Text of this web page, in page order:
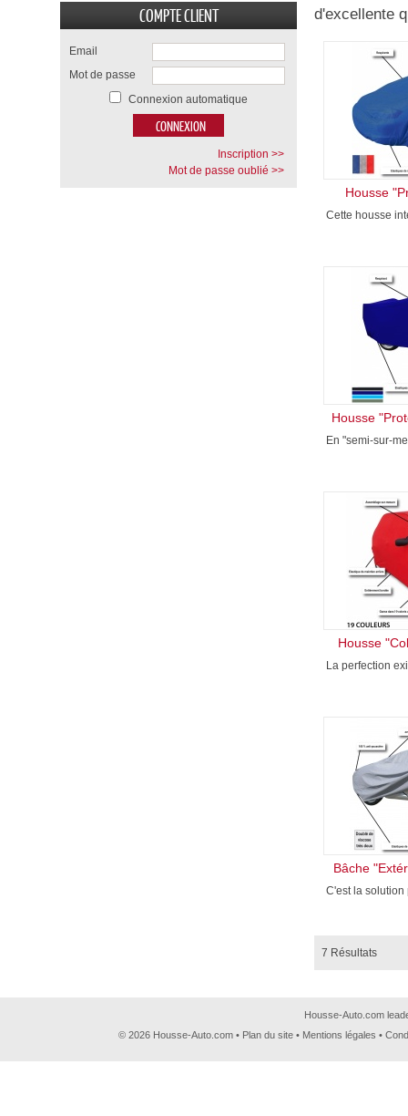
d'excellente
Housse
Cette housse
Housse
En "semi-sur-
Housse
La perfection
Bâche
C'est la solution
7 Résultats
COMPTE CLIENT
Email
Mot de passe
Connexion automatique
Inscription >>
Mot de passe oublié >>
Housse-Auto.com
© 2026 Housse-Auto.com • Plan du site • Mentions légales •